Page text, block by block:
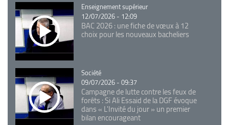
Catégorie
Enseignement supérieur
12/07/2026 - 12:09
BAC 2026 : une fiche de vœux à 12
choix pour les nouveaux bacheliers
Catégorie
Société
09/07/2026 - 09:37
Campagne de lutte contre les feux de
forêts : Si Ali Essaid de la DGF évoque
dans « L'Invité du jour » un premier
bilan encourageant